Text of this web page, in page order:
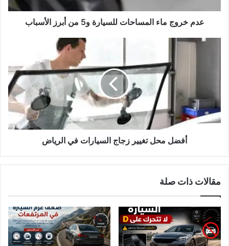
الأسباب
عدم خروج ماء المساحات للسيارة و5 من أبرز الأسباب
أفضل
في
الرياض
أفضل محل تغيير زجاج السيارات في الرياض
مقالات ذات صلة